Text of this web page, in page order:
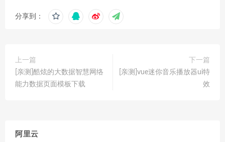
分享到：
上一篇
[亲测]酷炫的大数据智慧网络
能力数据页面模板下载
下一篇
[亲测]vue迷你音乐播放器ui特
效
阿里云